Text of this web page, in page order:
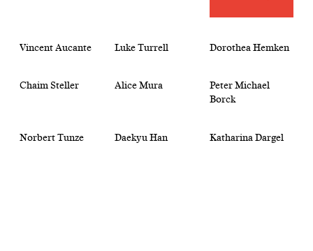
Vincent Aucante Luke Turrell Dorothea Hemken
Chaim Steller Alice Mura
Peter Michael
Borck
Norbert Tunze Daekyu Han Katharina Dargel